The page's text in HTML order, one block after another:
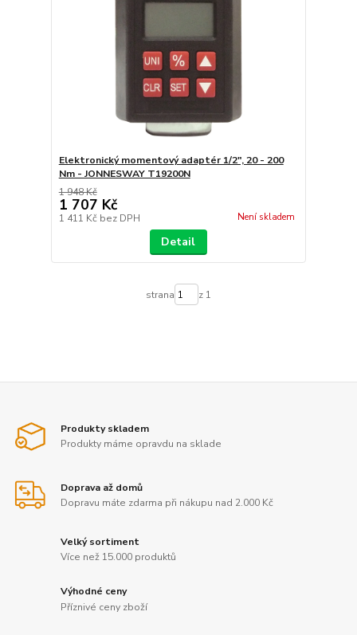
Elektronický momentový adaptér 1/2", 20 - 200
Nm - JONNESWAY T19200N
1 948 Kč
1 707 Kč
1 411 Kč bez DPH Není skladem
Detail
strana z 1
Produkty skladem
Produkty máme opravdu na sklade
Doprava až domů
Dopravu máte zdarma při nákupu nad 2.000 Kč
Velký sortiment
Více než 15.000 produktů
Výhodné ceny
Příznivé ceny zboží